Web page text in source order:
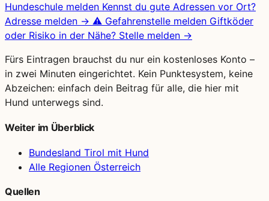
Hundeschule melden Kennst du gute Adressen vor Ort?
Adresse melden → ⚠️ Gefahrenstelle melden Giftköder
oder Risiko in der Nähe? Stelle melden →
Fürs Eintragen brauchst du nur ein kostenloses Konto –
in zwei Minuten eingerichtet. Kein Punktesystem, keine
Abzeichen: einfach dein Beitrag für alle, die hier mit
Hund unterwegs sind.
Weiter im Überblick
Bundesland Tirol mit Hund
Alle Regionen Österreich
Quellen